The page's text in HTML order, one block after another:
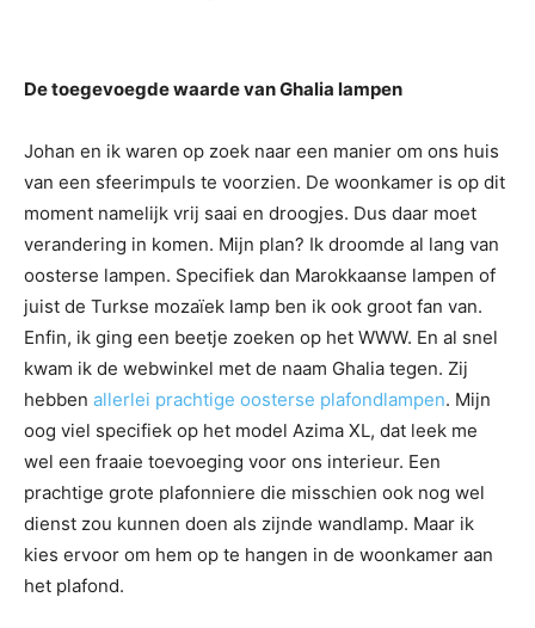
De toegevoegde waarde van Ghalia lampen
Johan en ik waren op zoek naar een manier om ons huis
van een sfeerimpuls te voorzien. De woonkamer is op dit
moment namelijk vrij saai en droogjes. Dus daar moet
verandering in komen. Mijn plan? Ik droomde al lang van
oosterse lampen. Specifiek dan Marokkaanse lampen of
juist de Turkse mozaïek lamp ben ik ook groot fan van.
Enfin, ik ging een beetje zoeken op het WWW. En al snel
kwam ik de webwinkel met de naam Ghalia tegen. Zij
hebben allerlei prachtige oosterse plafondlampen. Mijn
oog viel specifiek op het model Azima XL, dat leek me
wel een fraaie toevoeging voor ons interieur. Een
prachtige grote plafonniere die misschien ook nog wel
dienst zou kunnen doen als zijnde wandlamp. Maar ik
kies ervoor om hem op te hangen in de woonkamer aan
het plafond.